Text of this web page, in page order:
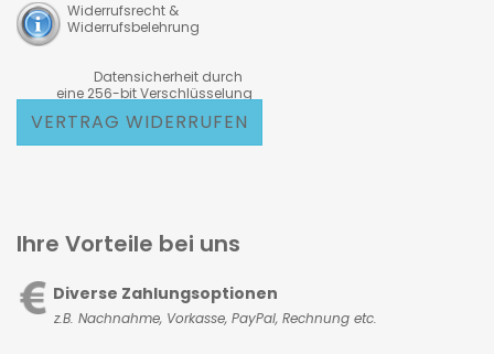
Widerrufsrecht &
Widerrufsbelehrung
Datensicherheit durch
eine 256-bit Verschlüsselung
VERTRAG WIDERRUFEN
Ihre Vorteile bei uns
Diverse Zahlungsoptionen
z.B. Nachnahme, Vorkasse, PayPal, Rechnung etc.